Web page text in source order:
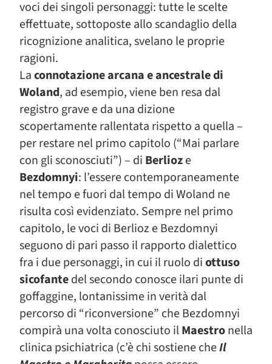
voci dei singoli personaggi: tutte le scelte
effettuate, sottoposte allo scandaglio della
ricognizione analitica, svelano le proprie
ragioni.
Laconnotazione arcana e ancestrale di
Woland, ad esempio, viene ben resa dal
registro grave e da una dizione
scopertamente rallentata rispetto a quella –
per restare nel primo capitolo (“Mai parlare
con gli sconosciuti”) – di Berlioze
Bezdomnyi: l’essere contemporaneamente
nel tempo e fuori dal tempo di Woland ne
risulta così evidenziato. Sempre nel primo
capitolo, le voci di Berlioz e Bezdomnyi
seguono di pari passo il rapporto dialettico
fra i due personaggi, in cui il ruolo diottuso
sicofantedel secondo conosce ilari punte di
goffaggine, lontanissime in verità dal
percorso di “riconversione” che Bezdomnyi
compirà una volta conosciuto ilMaestronella
clinica psichiatrica (c’è chi sostiene cheIl